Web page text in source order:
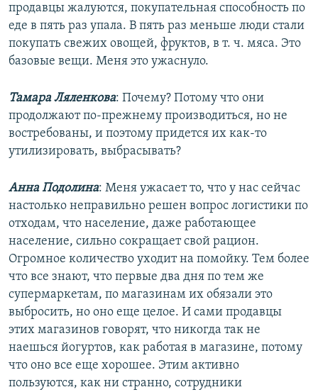
продавцы жалуются, покупательная способность по
еде в пять раз упала. В пять раз меньше люди стали
покупать свежих овощей, фруктов, в т. ч. мяса. Это
базовые вещи. Меня это ужаснуло.
Тамара Ляленкова: Почему? Потому что они
продолжают по-прежнему производиться, но не
востребованы, и поэтому придется их как-то
утилизировать, выбрасывать?
Анна Подолина: Меня ужасает то, что у нас сейчас
настолько неправильно решен вопрос логистики по
отходам, что население, даже работающее
население, сильно сокращает свой рацион.
Огромное количество уходит на помойку. Тем более
что все знают, что первые два дня по тем же
супермаркетам, по магазинам их обязали это
выбросить, но оно еще целое. И сами продавцы
этих магазинов говорят, что никогда так не
наешься йогуртов, как работая в магазине, потому
что оно все еще хорошее. Этим активно
пользуются, как ни странно, сотрудники